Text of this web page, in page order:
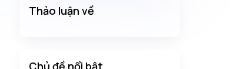
Thảo luận về
Chủ đề nổi bật